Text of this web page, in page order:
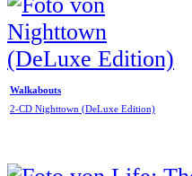
Walkabouts
2-CD Nighttown (DeLuxe Edition)